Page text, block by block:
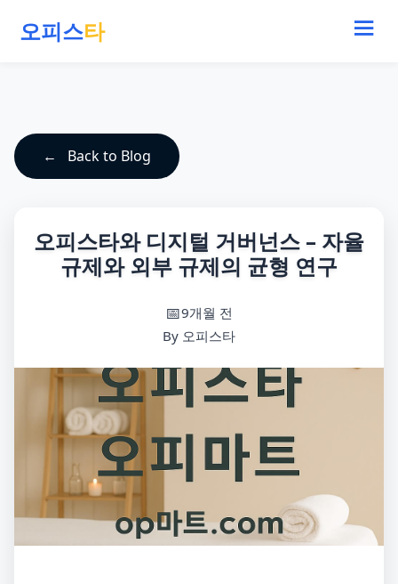
오피스타
Back to Blog
오피스타와 디지털 거버넌스 – 자율
규제와 외부 규제의 균형 연구
9개월 전
By 오피스타